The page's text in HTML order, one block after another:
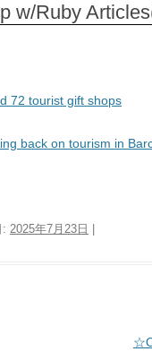
w/Ruby
72 tourist gift shops
back on tourism in
: 2025年7月23日